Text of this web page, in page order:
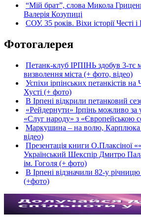
“Мій брат”, слова Микола
Валерія Козупиці
СОУ. 35 років. Віхи історії Честі і
Фотогалерея
Петанк-клуб ІРПІНЬ здобув 3-тє
визволення міста (+ фото, відео)
Успіхи ірпінських петанкістів на
Хусті (+ фото)
В Ірпені відкрили петанковий
«Рейдернути» Ірпінь можливо за
«Слуг народу» з «Європейською
Маркушина – на волю, Карплюка
відео)
Презентація книги О.Плаксіної
Український Шекспір Дмитро
ім. Гоголя (+ фото)
В Ірпені відзначили 82-у
(+фото)